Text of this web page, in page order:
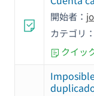
開始者：
カテゴリ：
クイッ